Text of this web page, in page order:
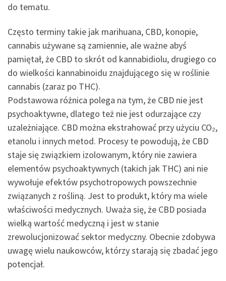
do tematu.
Często terminy takie jak marihuana, CBD, konopie,
cannabis używane są zamiennie, ale ważne abyś
pamiętał, że CBD to skrót od kannabidiolu, drugiego co
do wielkości kannabinoidu znajdującego się w roślinie
cannabis (zaraz po THC).
Podstawowa różnica polega na tym, że CBD nie jest
psychoaktywne, dlatego też nie jest odurzające czy
uzależniające. CBD można ekstrahować przy użyciu CO₂,
etanolu i innych metod. Procesy te powodują, że CBD
staje się związkiem izolowanym, który nie zawiera
elementów psychoaktywnych (takich jak THC) ani nie
wywołuje efektów psychotropowych powszechnie
związanych z rośliną. Jest to produkt, który ma wiele
właściwości medycznych. Uważa się, że CBD posiada
wielką wartość medyczną i jest w stanie
zrewolucjonizować sektor medyczny. Obecnie zdobywa
uwagę wielu naukowców, którzy starają się zbadać jego
potencjał.